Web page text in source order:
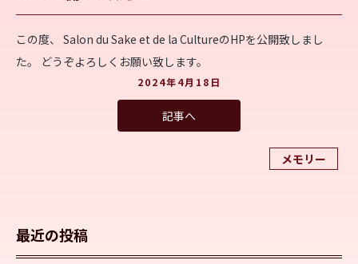
この度、 Salon du Sake et de la CultureのHPを公開致しまし
た。 どうぞよろしくお願い致します。
2024年4月18日
記事へ
メモリー
最近の投稿